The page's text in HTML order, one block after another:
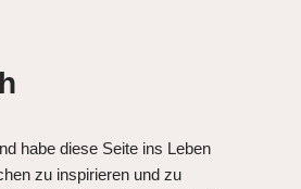
habe diese Seite ins Leben
zu inspirieren und zu